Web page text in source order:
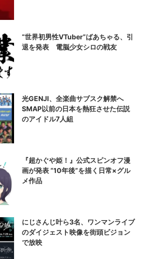
“世界初男性VTuber”ばあちゃる、引
退を発表 電脳少女シロの戦友
光GENJI、全楽曲サブスク解禁へ
SMAP以前の日本を熱狂させた伝説
のアイドル7人組
『超かぐや姫！』公式スピンオフ漫
画が発表 “10年後”を描く日常×グル
メ作品
にじさんじ叶ら3名、ワンマンライブ
のダイジェスト映像を街頭ビジョン
で放映